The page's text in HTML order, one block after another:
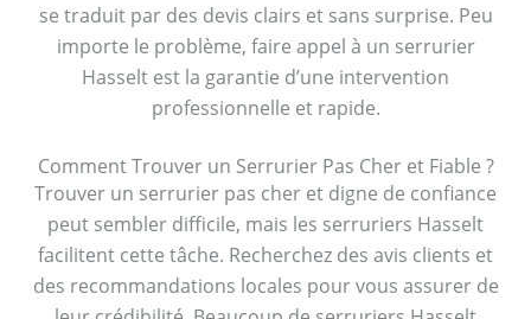
se traduit par des devis clairs et sans surprise. Peu
importe le problème, faire appel à un serrurier
Hasselt est la garantie d’une intervention
professionnelle et rapide.
Comment Trouver un Serrurier Pas Cher et Fiable ?
Trouver un serrurier pas cher et digne de confiance
peut sembler difficile, mais les serruriers Hasselt
facilitent cette tâche. Recherchez des avis clients et
des recommandations locales pour vous assurer de